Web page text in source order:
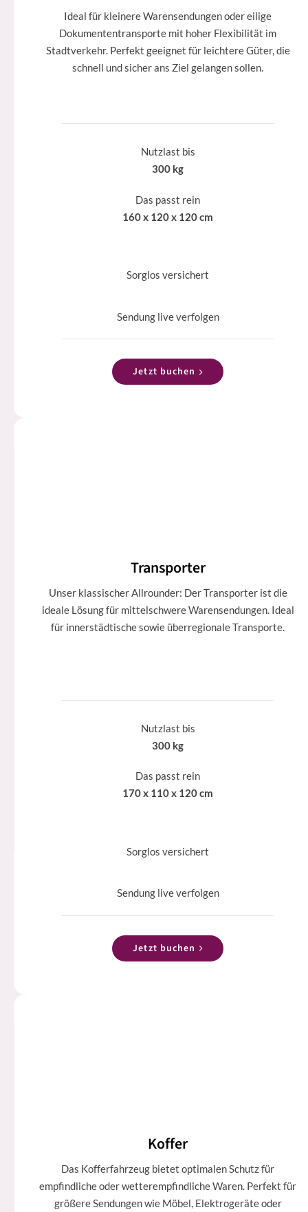
Ideal für kleinere Warensendungen oder eilige
Dokumententransporte mit hoher Flexibilität im
Stadtverkehr. Perfekt geeignet für leichtere Güter, die
schnell und sicher ans Ziel gelangen sollen.
Nutzlast bis
300 kg
Das passt rein
160 x 120 x 120 cm
Sorglos versichert
Sendung live verfolgen
Jetzt buchen
Transporter
Unser klassischer Allrounder: Der Transporter ist die
ideale Lösung für mittelschwere Warensendungen. Ideal
für innerstädtische sowie überregionale Transporte.
Nutzlast bis
300 kg
Das passt rein
170 x 110 x 120 cm
Sorglos versichert
Sendung live verfolgen
Jetzt buchen
Koffer
Das Kofferfahrzeug bietet optimalen Schutz für
empfindliche oder wetterempfindliche Waren. Perfekt für
größere Sendungen wie Möbel, Elektrogeräte oder